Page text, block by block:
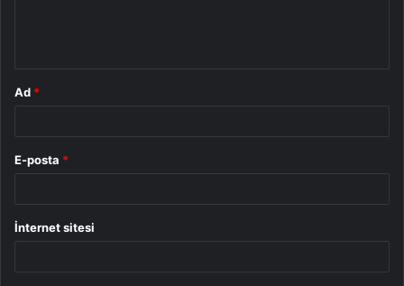
Ad *
E-posta *
İnternet sitesi